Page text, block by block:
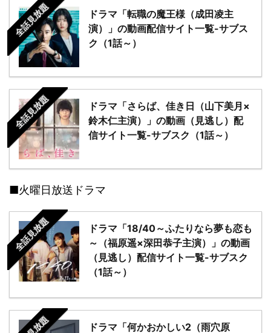
全話見放題
ドラマ「転職の魔王様（成田凌主
演）」の動画配信サイト一覧-サブス
ク（1話～）
全話見放題
ドラマ「さらば、佳き日（山下美月×
鈴木仁主演）」の動画（見逃し）配
信サイト一覧-サブスク（1話～）
■火曜日放送ドラマ
全話見放題
ドラマ「18/40～ふたりなら夢も恋も
～（福原遥×深田恭子主演）」の動画
（見逃し）配信サイト一覧-サブスク
（1話～）
ドラマ「何かおかしい2（雨穴原